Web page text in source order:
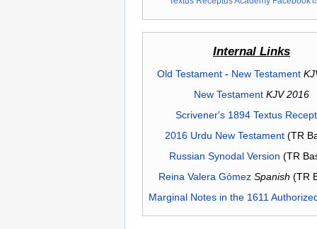
Internal Links
Old Testament- New Testament
New Testament KJV 2016
Scrivener's 1894 Textus
2016 Urdu New Testament(TR
Russian Synodal Version (TR
Reina Valera Gómez Spanish (TR
Marginal Notes in the 1611